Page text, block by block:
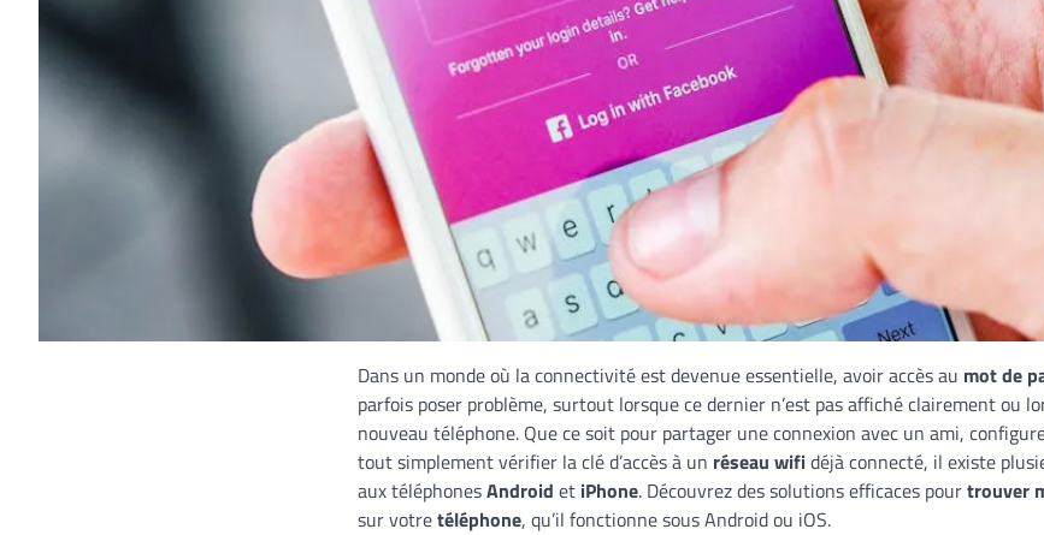
Dans un monde où la connectivité est devenue essentielle, avoir accès au mot de
parfois poser problème, surtout lorsque ce dernier n’est pas affiché clairement ou
nouveau téléphone. Que ce soit pour partager une connexion avec un ami,
tout simplement vérifier la clé d’accès à un réseau wifidéjà connecté, il existe
aux téléphonesAndroid et iPhone. Découvrez des solutions efficaces pourtrouver
sur votretéléphone, qu’il fonctionne sous Android ou iOS.